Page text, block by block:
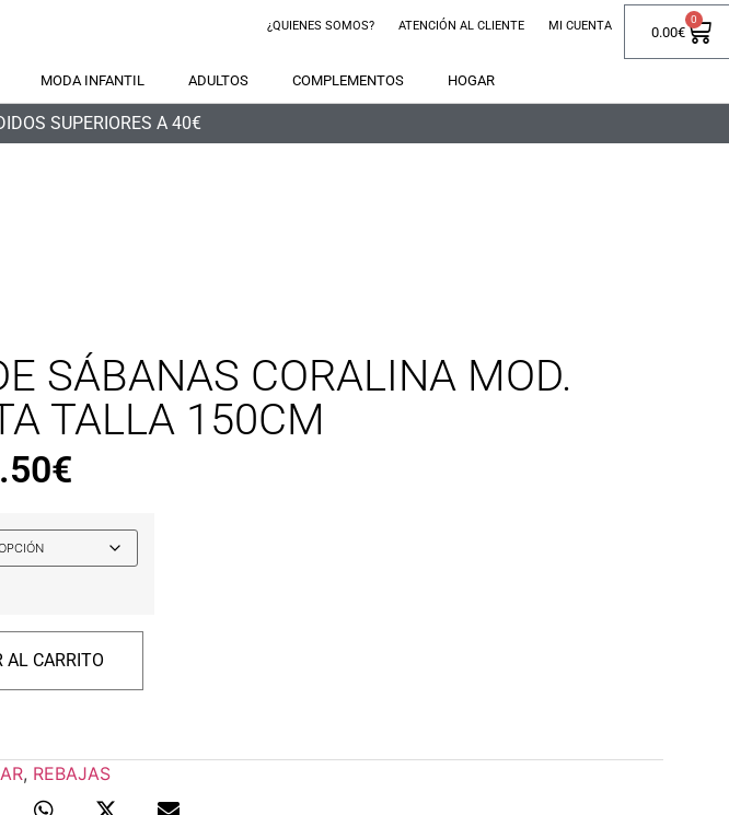
¿QUIENES SOMOS? ATENCIÓN AL CLIENTE MI CUENTA 0.00€
0
MODA INFANTIL ADULTOS COMPLEMENTOS HOGAR
SUPERIORES A 40€
SÁBANAS CORALINA MOD.
TALLA 150CM
€
AL CARRITO
, REBAJAS